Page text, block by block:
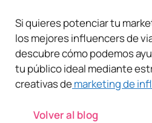
Si quieres potenciar tu
los mejores influencers de
descubre cómo podemos
tu público ideal mediante
creativas demarketing de
Volver al blog